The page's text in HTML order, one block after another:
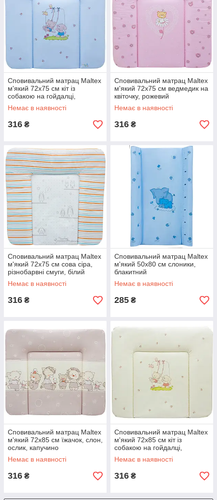
Сповивальний матрац Maltex
м'який 72х75 см кіт із
собакою на гойдалці,
блакитний
Немає в наявності
316 ₴
Сповивальний матрац Maltex
м'який 72х75 см ведмедик на
квіточку, рожевий
Немає в наявності
316 ₴
Сповивальний матрац Maltex
м'який 72х75 см сова сіра,
різнобарвні смуги, білий
Немає в наявності
316 ₴
Сповивальний матрац Maltex
м'який 50х80 см слоники,
блакитний
Немає в наявності
285 ₴
Сповивальний матрац Maltex
м'який 72х85 см їжачок, слон,
ослик, капучино
Немає в наявності
316 ₴
Сповивальний матрац Maltex
м'який 72х85 см кіт із
собакою на гойдалці,
бежевий
Немає в наявності
316 ₴